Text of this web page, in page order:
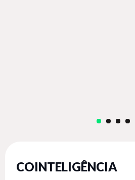
COINTELIGÊNCIA